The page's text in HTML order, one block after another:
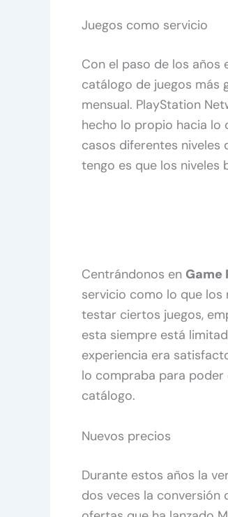
Juegos como servicio
Con el paso de los
catálogo de juegos más
mensual. PlayStation
hecho lo propio hacia lo
casos diferentes niveles
tengo es que los
Centrándonos en Game
servicio como lo que
testar ciertos juegos,
esta siempre está
experiencia era
lo compraba para
catálogo.
Nuevos precios
Durante estos años la
dos veces la conversión